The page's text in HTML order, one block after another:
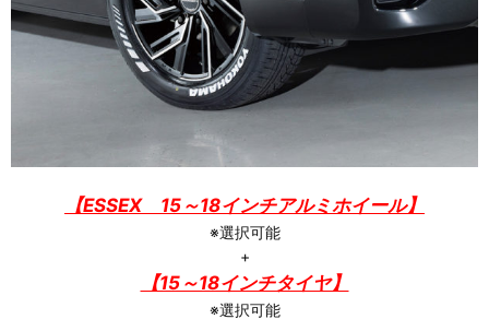
【ESSEX 15～18インチアルミホイール】
※選択可能
+
【15～18インチタイヤ】
※選択可能